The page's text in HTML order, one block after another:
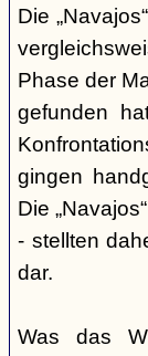
Die
Phase der
gefunden
gingen
Die
- stellten
dar.
Was das